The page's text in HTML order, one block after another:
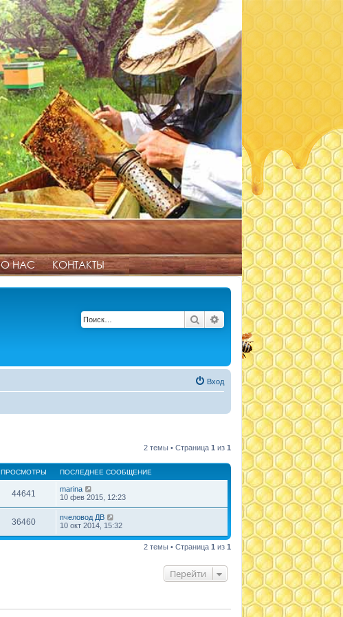
О НАС КОНТАКТЫ
Поиск Расширенный поиск
Вход
2 темы • Страница 1 из 1
ПРОСМОТРЫ ПОСЛЕДНЕЕ СООБЩЕНИЕ
44641
marina
10 фев 2015, 12:23
36460
пчеловод ДВ
10 окт 2014, 15:32
2 темы • Страница 1 из 1
Перейти